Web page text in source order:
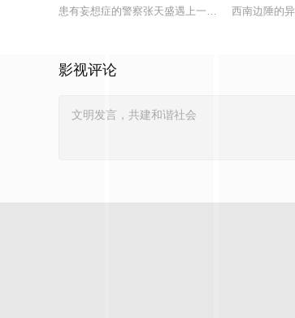
患有妄想症的警察张天盛遇上一起离奇的神像杀人
西南边陲的
影视评论